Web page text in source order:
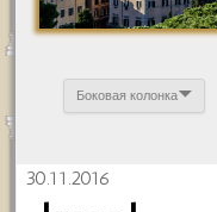
Боковая колонка
30.11.2016